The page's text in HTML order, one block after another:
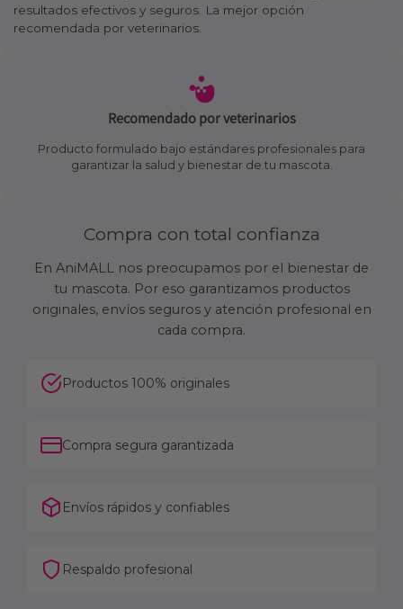
resultados efectivos y seguros. La mejor opción
recomendada por veterinarios.
Recomendado por veterinarios
Producto formulado bajo estándares profesionales para
garantizar la salud y bienestar de tu mascota.
Compra con total confianza
En AniMALL nos preocupamos por el bienestar de
tu mascota. Por eso garantizamos productos
originales, envíos seguros y atención profesional en
cada compra.
Productos 100% originales
Compra segura garantizada
Envíos rápidos y confiables
Respaldo profesional